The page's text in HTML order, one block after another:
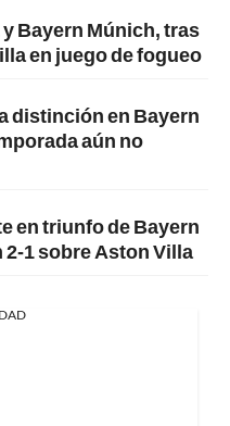
Bayern Múnich, tras
en juego de fogueo
distinción en Bayern
aún no
en triunfo de Bayern
1 sobre Aston Villa